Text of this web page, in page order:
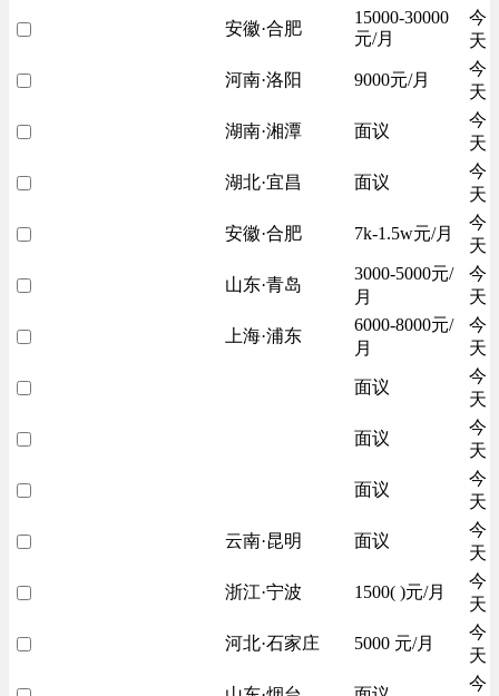
安徽·合肥
15000-30000
元/月
今
天
河南·洛阳 9000元/月
今
天
湖南·湘潭 面议
今
天
湖北·宜昌 面议
今
天
安徽·合肥 7k-1.5w元/月
今
天
山东·青岛
3000-5000元/
月
今
天
上海·浦东
6000-8000元/
月
今
天
面议
今
天
面议
今
天
面议
今
天
云南·昆明 面议
今
天
浙江·宁波 1500( )元/月
今
天
河北·石家庄 5000 元/月
今
天
今